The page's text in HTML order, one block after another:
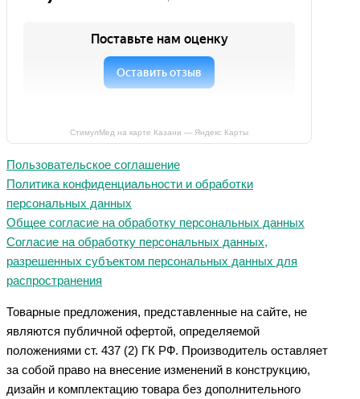
СтимулМед на карте Казани — Яндекс Карты
Пользовательское соглашение
Политика конфиденциальности и обработки
персональных данных
Общее согласие на обработку персональных данных
Согласие на обработку персональных данных,
разрешенных субъектом персональных данных для
распространения
Товарные предложения, представленные на сайте, не
являются публичной офертой, определяемой
положениями ст. 437 (2) ГК РФ. Производитель оставляет
за собой право на внесение изменений в конструкцию,
дизайн и комплектацию товара без дополнительного